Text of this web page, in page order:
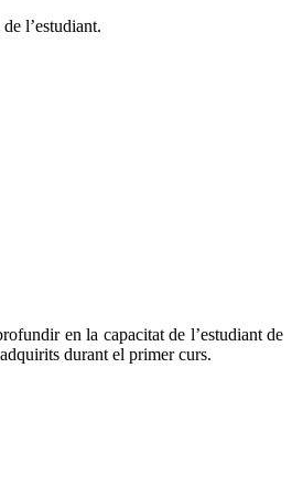
l’estudiant.
en la capacitat de l’estudiant de
durant el primer curs.